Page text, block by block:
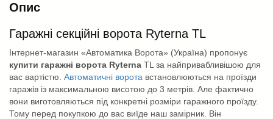
Опис
Гаражні секційні ворота Ryterna TL
Інтернет-магазин «Автоматика Ворота» (Україна) пропонує
купити гаражні ворота Ryterna TL за найпривабливішою для
вас вартістю. Автоматичні ворота встановлюються на проїзди
гаражів із максимальною висотою до 3 метрів. Але фактично
вони виготовляються під конкретні розміри гаражного проїзду.
Тому перед покупкою до вас виїде наш замірник. Він